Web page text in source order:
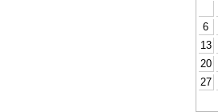
6
13
20
27